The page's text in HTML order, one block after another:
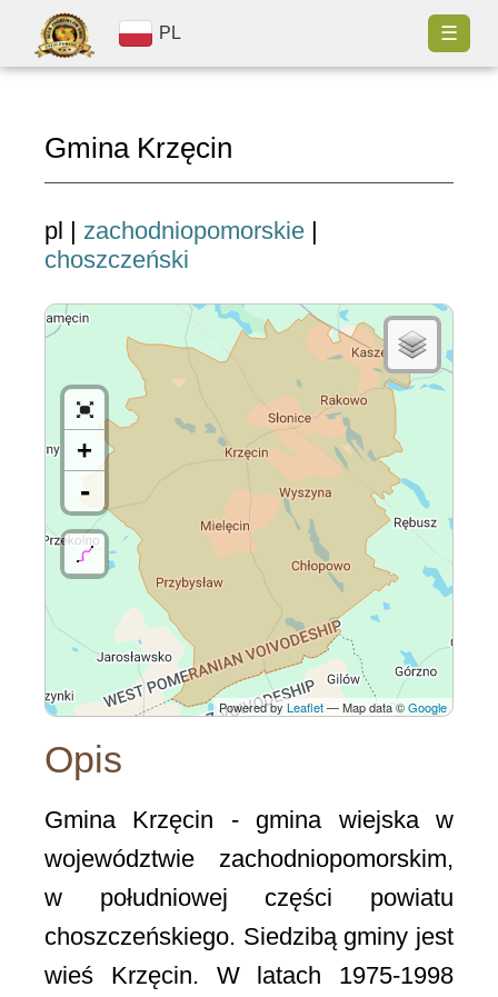
PL ☰
Gmina Krzęcin
pl | zachodniopomorskie |
choszczeński
+
-
Powered by Leaflet— Map data ©Google
Opis
Gmina Krzęcin - gmina wiejska w
województwie zachodniopomorskim,
w południowej części powiatu
choszczeńskiego. Siedzibą gminy jest
wieś Krzęcin. W latach 1975-1998